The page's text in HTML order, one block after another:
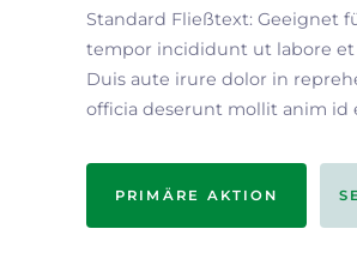
Standard Fließtext: Geeignet
tempor incididunt ut labore et
Duis aute irure dolor in
officia deserunt mollit anim id
PRIMÄRE AKTION